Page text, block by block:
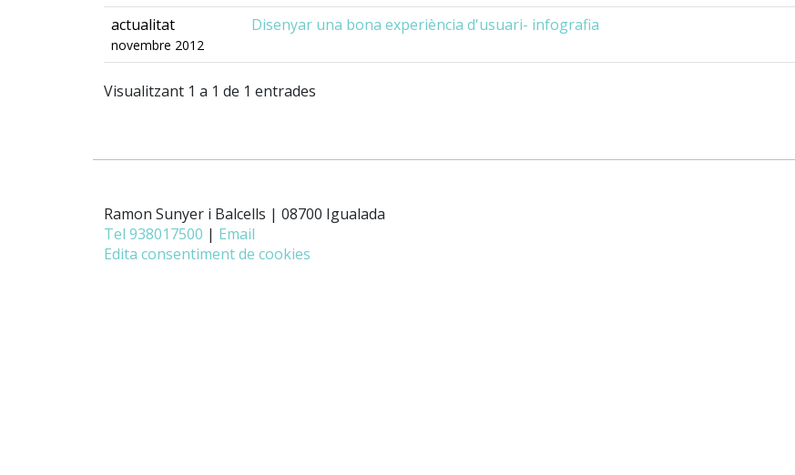
actualitat
novembre 2012
Disenyar una bona experiència d'usuari- infografia
Visualitzant 1 a 1 de 1 entrades
Ramon Sunyer i Balcells | 08700 Igualada
Tel 938017500 | Email
Edita consentiment de cookies